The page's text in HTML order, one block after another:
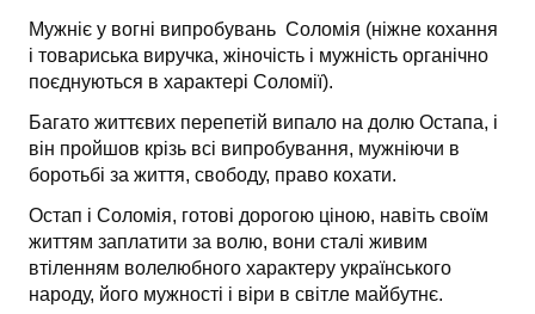
Мужніє у вогні випробувань Соломія (ніжне кохання
і товариська виручка, жіночість і мужність органічно
поєднуються в характері Соломії).
Багато життєвих перепетій випало на долю Остапа, і
він пройшов крізь всі випробування, мужніючи в
боротьбі за життя, свободу, право кохати.
Остап і Соломія, готові дорогою ціною, навіть своїм
життям заплатити за волю, вони сталі живим
втіленням волелюбного характеру українського
народу, його мужності і віри в світле майбутнє.